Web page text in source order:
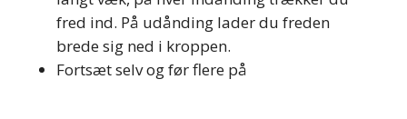
fred ind. På udånding lader du freden
brede sig ned i kroppen.
Fortsæt selv og før flere på